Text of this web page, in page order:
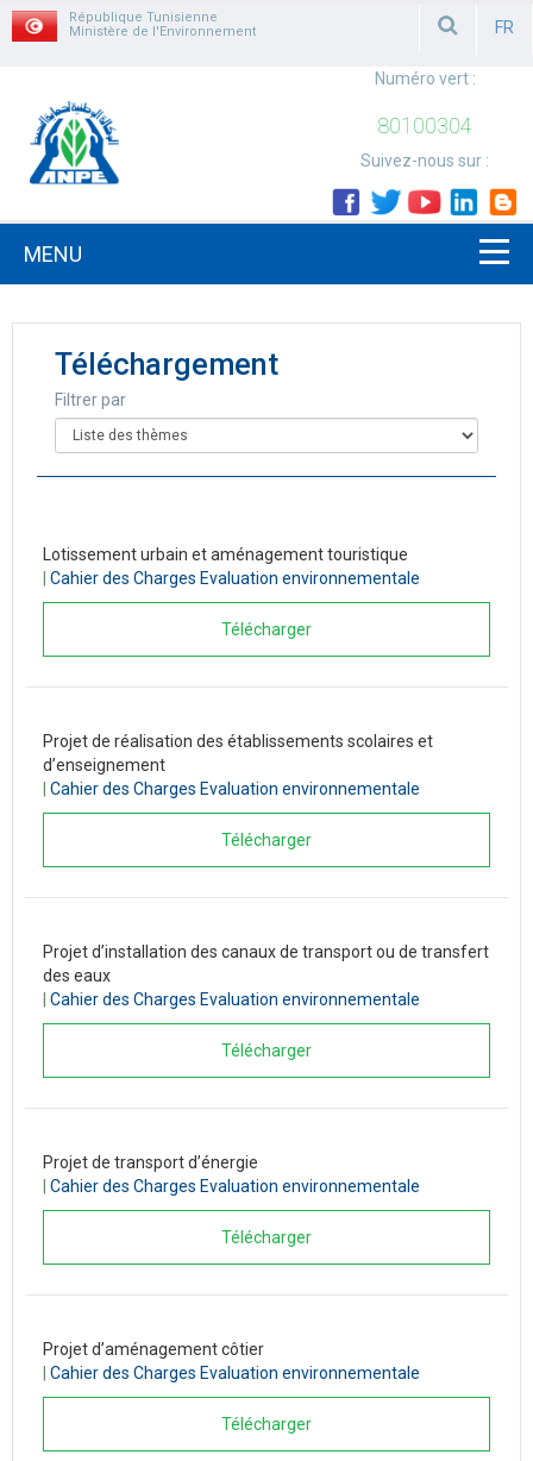
République Tunisienne
Ministère de l'Environnement
FR
Numéro vert :
80100304
Suivez-nous sur :
MENU
Téléchargement
Filtrer par
Lotissement urbain et aménagement touristique
Cahier des Charges Evaluation environnementale
Télécharger
Projet de réalisation des établissements scolaires et
d’enseignement
Cahier des Charges Evaluation environnementale
Télécharger
Projet d’installation des canaux de transport ou de transfert
des eaux
Cahier des Charges Evaluation environnementale
Télécharger
Projet de transport d’énergie
Cahier des Charges Evaluation environnementale
Télécharger
Projet d’aménagement côtier
Cahier des Charges Evaluation environnementale
Télécharger